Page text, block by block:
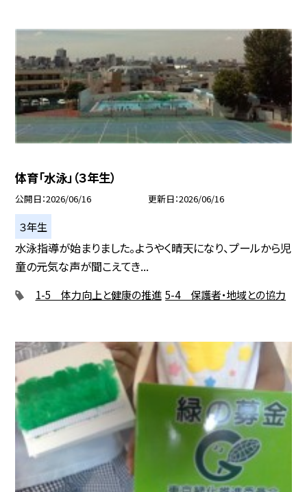
体育「水泳」（３年生）
公開日 2026/06/16 更新日 2026/06/16
３年生
水泳指導が始まりました。ようやく晴天になり、プールから児
童の元気な声が聞こえてき...
1-5 体力向上と健康の推進 5-4 保護者・地域との協力